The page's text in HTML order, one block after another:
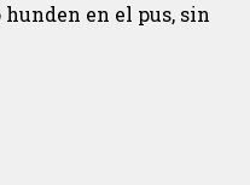
en el pus, sin